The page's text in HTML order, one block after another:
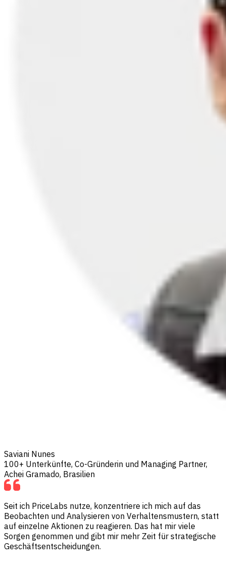
Saviani Nunes
100+ Unterkünfte, Co-Gründerin und Managing Partner,
Achei Gramado, Brasilien
Seit ich PriceLabs nutze, konzentriere ich mich auf das
Beobachten und Analysieren von Verhaltensmustern, statt
auf einzelne Aktionen zu reagieren. Das hat mir viele
Sorgen genommen und gibt mir mehr Zeit für strategische
Geschäftsentscheidungen.